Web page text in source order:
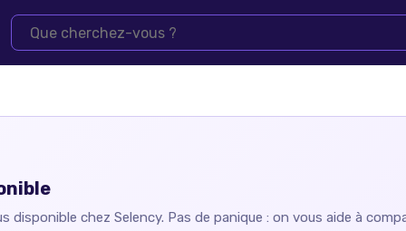
disponible chez Selency. Pas de panique : on vous aide à